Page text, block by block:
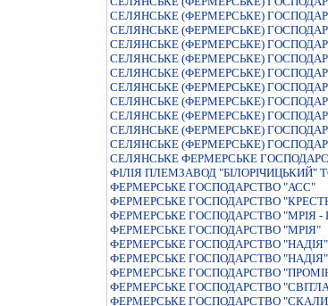
СЕЛЯНСЬКЕ (ФЕРМЕРСЬКЕ)
СЕЛЯНСЬКЕ (ФЕРМЕРСЬКЕ)
СЕЛЯНСЬКЕ (ФЕРМЕРСЬКЕ)
СЕЛЯНСЬКЕ (ФЕРМЕРСЬКЕ)
СЕЛЯНСЬКЕ (ФЕРМЕРСЬКЕ)
СЕЛЯНСЬКЕ (ФЕРМЕРСЬКЕ)
СЕЛЯНСЬКЕ (ФЕРМЕРСЬКЕ)
СЕЛЯНСЬКЕ (ФЕРМЕРСЬКЕ)
СЕЛЯНСЬКЕ (ФЕРМЕРСЬКЕ)
СЕЛЯНСЬКЕ (ФЕРМЕРСЬКЕ)
СЕЛЯНСЬКЕ ФЕРМЕРСЬКЕ
ФIЛIЯ ПЛЕМЗАВОД "БIЛОРIЧИЦЬКИЙ"
ФЕРМЕРСЬКЕ ГОСПОДАРСТВО "АСС"
ФЕРМЕРСЬКЕ ГОСПОДАРСТВО
ФЕРМЕРСЬКЕ ГОСПОДАРСТВО "МРIЯ -
ФЕРМЕРСЬКЕ ГОСПОДАРСТВО "МРIЯ"
ФЕРМЕРСЬКЕ ГОСПОДАРСТВО "НАДIЯ"
ФЕРМЕРСЬКЕ ГОСПОДАРСТВО "НАДIЯ"
ФЕРМЕРСЬКЕ ГОСПОДАРСТВО
ФЕРМЕРСЬКЕ ГОСПОДАРСТВО
ФЕРМЕРСЬКЕ ГОСПОДАРСТВО